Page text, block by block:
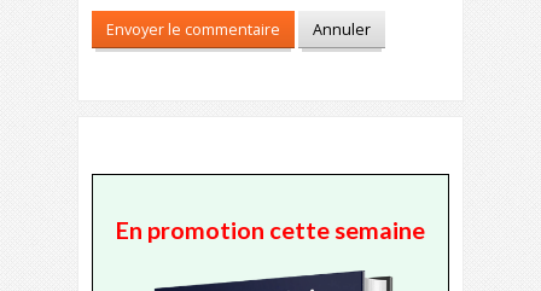
En promotion cette semaine